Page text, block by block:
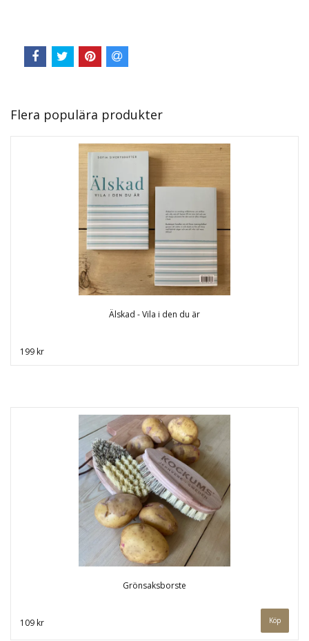
Flera populära produkter
Älskad - Vila i den du är
199 kr
Grönsaksborste
109 kr